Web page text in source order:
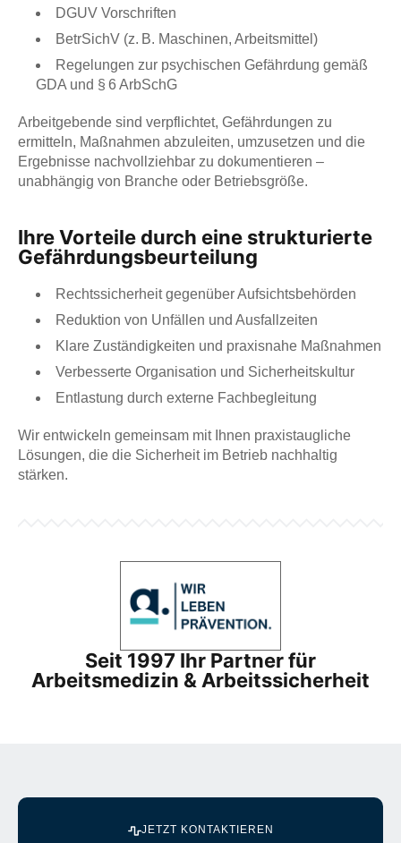
DGUV Vorschriften
BetrSichV (z. B. Maschinen, Arbeitsmittel)
Regelungen zur psychischen Gefährdung gemäß
GDA und § 6 ArbSchG
Arbeitgebende sind verpflichtet, Gefährdungen zu
ermitteln, Maßnahmen abzuleiten, umzusetzen und die
Ergebnisse nachvollziehbar zu dokumentieren –
unabhängig von Branche oder Betriebsgröße.
Ihre Vorteile durch eine strukturierte
Gefährdungsbeurteilung
Rechtssicherheit gegenüber Aufsichtsbehörden
Reduktion von Unfällen und Ausfallzeiten
Klare Zuständigkeiten und praxisnahe Maßnahmen
Verbesserte Organisation und Sicherheitskultur
Entlastung durch externe Fachbegleitung
Wir entwickeln gemeinsam mit Ihnen praxistaugliche
Lösungen, die die Sicherheit im Betrieb nachhaltig
stärken.
Seit 1997 Ihr Partner für
Arbeitsmedizin & Arbeitssicherheit
JETZT KONTAKTIEREN